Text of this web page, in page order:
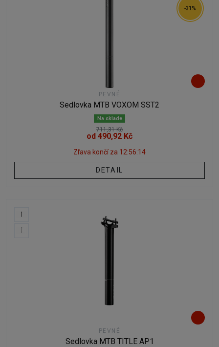
-31%
PEVNÉ
Sedlovka MTB VOXOM SST2
Na sklade
711,31 Kč
od 490,92 Kč
Zľava končí za 12:56:12
DETAIL
PEVNÉ
Sedlovka MTB TITLE AP1